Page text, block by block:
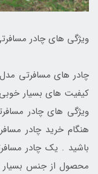
ویژگی های چادر
چادر های مسافرتی
کیفیت های بسیار خوبی
ویژگی های چادر
هنگام خرید چادر
باشید . یک چادر
محصول از جنس بسیار